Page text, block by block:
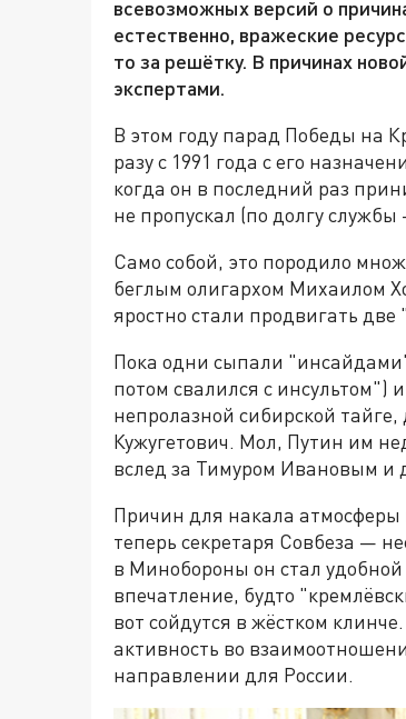
всевозможных версий о
естественно, вражеские
то за решётку. В причинах
экспертами.
В этом году парад Победы на
разу с 1991 года с его
когда он в последний раз
не пропускал (по долгу
Само собой, это породило
беглым олигархом Михаилом
яростно стали продвигать
Пока одни сыпали
потом свалился с инсультом")
непролазной сибирской
Кужугетович. Мол, Путин им
вслед за Тимуром Ивановым и
Причин для накала атмосферы
теперь секретаря Совбеза —
в Минобороны он стал
впечатление, будто
вот сойдутся в жёстком
активность во
направлении для России.